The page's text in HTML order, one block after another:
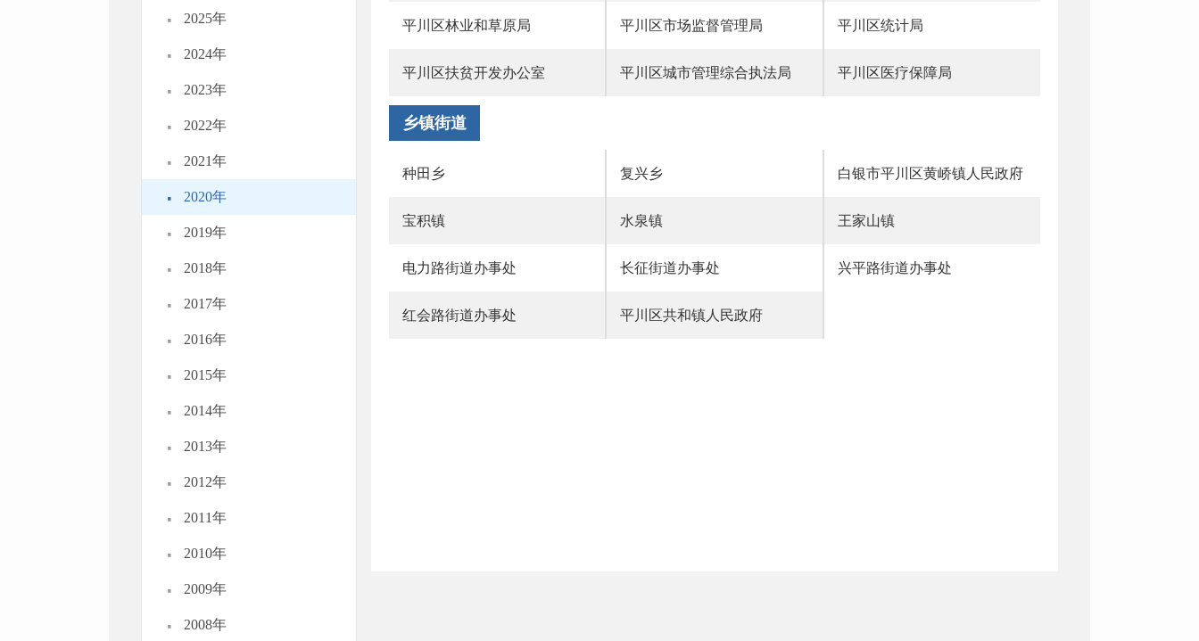
· 2025年
· 2024年
· 2023年
· 2022年
· 2021年
· 2020年
· 2019年
· 2018年
· 2017年
· 2016年
· 2015年
· 2014年
· 2013年
· 2012年
· 2011年
· 2010年
· 2009年
· 2008年
平川区林业和草原局 平川区市场监督管理局 平川区统计局
平川区扶贫开发办公室 平川区城市管理综合执法局 平川区医疗保障局
乡镇街道
种田乡 复兴乡 白银市平川区黄峤镇人民政府
宝积镇 水泉镇 王家山镇
电力路街道办事处 长征街道办事处 兴平路街道办事处
红会路街道办事处 平川区共和镇人民政府